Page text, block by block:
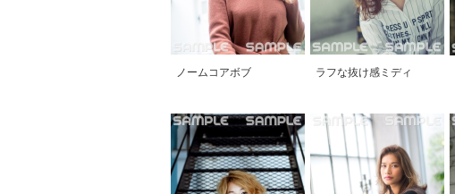
ノームコアボブ ラフな抜け感ミディ